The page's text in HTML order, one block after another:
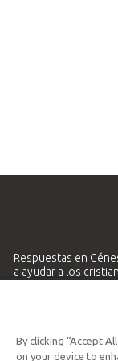
Respuestas en
a ayudar a los
By clicking “Accept
on your device to